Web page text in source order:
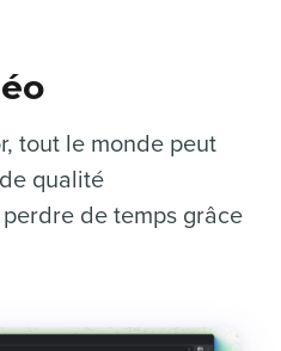
tout le monde peut
qualité
de temps grâce